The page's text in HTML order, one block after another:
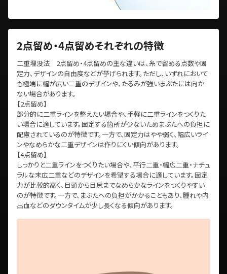
2点留め・4点留めそれぞれの特徴
二重埋没法 2点留め・4点留めの主な違いは、糸で留める点数や固
定力、デザインの自由度などが挙げられます。ただし、いずれにおいて
も極端に幅が広い二重のデザインや、たるみが強いまぶたには向か
ない場合があります。
【2点留め】
部分的に二重ラインを整えたい場合や、手軽に二重ラインをつくりた
い場合に適しています。固定する箇所が少ないためまぶたへの負担に
配慮されているのが特徴です。一方で、固定力はやや弱く、幅広いライ
ンやなめらかな二重デザインは作りにくい傾向があります。
【4点留め】
しっかりと二重ラインをつくりたい場合や、平行二重・幅広二重・ナチュ
ラルな末広二重などのデザインを希望する場合に適しています。固定
力が比較的高く、目頭から目尻までなめらかなラインをつくりやすい
のが特徴です。一方で、まぶたへの負担がかかることもあり、腫れや内
出血などのダウンタイムが少し長くなる傾向があります。